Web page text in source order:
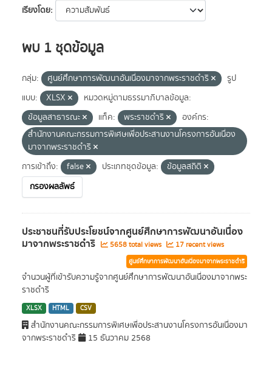
เรียงโดย
พบ 1 ชุดข้อมูล
กลุ่ม: ศูนย์ศึกษาการพัฒนาอันเนื่องมาจากพระราชดำริ
รูป
แบบ:
XLSX
หมวดหมู่ตามธรรมาภิบาลข้อมูล:
ข้อมูลสาธารณะ
แท็ค: พระราชดำริ
องค์กร:
สำนักงานคณะกรรมการพิเศษเพื่อประสานงานโครงการอันเนื่อง
มาจากพระราชดำริ
การเข้าถึง:
false ประเภทชุดข้อมูล:
ข้อมูลสถิติ
กรองผลลัพธ์
ประชาชนที่รับประโยชน์จากศูนย์ศึกษาการพัฒนาอันเนื่อง
มาจากพระราชดำริ 5658 total views 17 recent views
ศูนย์ศึกษาการพัฒนาอันเนื่องมาจากพระราชดำริ
จำนวนผู้ที่เข้ารับความรู้จากศูนย์ศึกษาการพัฒนาอันเนื่องมาจากพระ
ราชดำริ
XLSX HTML CSV
สำนักงานคณะกรรมการพิเศษเพื่อประสานงานโครงการอันเนื่องมา
จากพระราชดำริ
15 ธันวาคม 2568